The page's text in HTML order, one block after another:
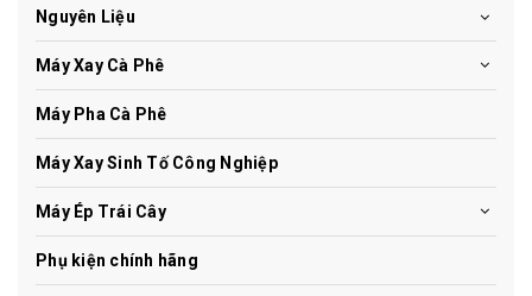
Nguyên Liệu
Máy Xay Cà Phê
Máy Pha Cà Phê
Máy Xay Sinh Tố Công Nghiệp
Máy Ép Trái Cây
Phụ kiện chính hãng